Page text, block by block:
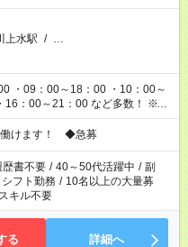
上水駅 / …
・09：00～18：00 ・10：00～
：00 など多数！ ※お
す
働けます！ ◆急募
歴書不要 / 40～50代活躍中 / 副
シフト勤務 / 10名以上の大量募
キル不要
る 詳細へ